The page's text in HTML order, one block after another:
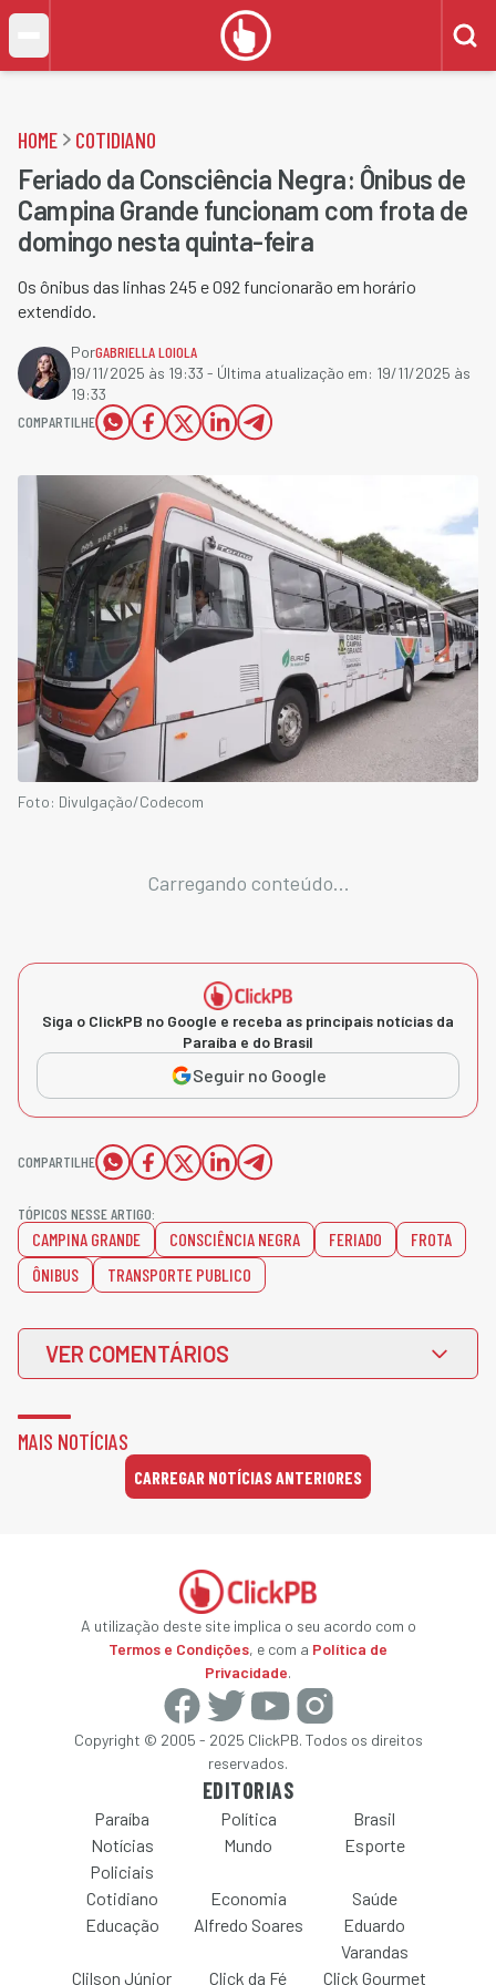
HOME COTIDIANO
Feriado da Consciência Negra: Ônibus de
Campina Grande funcionam com frota de
domingo nesta quinta-feira
Os ônibus das linhas 245 e 092 funcionarão em horário
extendido.
PorGABRIELLA LOIOLA
19/11/2025 às 19:33 - Última atualização em: 19/11/2025 às
19:33
COMPARTILHE
Foto: Divulgação/Codecom
Carregando conteúdo...
Siga o ClickPB no Google e receba as principais notícias da
Paraíba e do Brasil
Seguir no Google
COMPARTILHE
TÓPICOS NESSE ARTIGO:
CAMPINA GRANDE CONSCIÊNCIA NEGRA FERIADO
FROTA
ÔNIBUS
TRANSPORTE PUBLICO
VER COMENTÁRIOS
MAIS NOTÍCIAS
CARREGAR NOTÍCIAS ANTERIORES
A utilização deste site implica o seu acordo com o
Termos e Condições, e com a Política de
Privacidade.
Copyright © 2005 - 2025 ClickPB. Todos os direitos
reservados.
EDITORIAS
Paraíba Política
Brasil
Notícias
Policiais
Mundo Esporte
Cotidiano Economia
Saúde
Educação
Alfredo Soares
Eduardo
Varandas
Clilson Júnior
Click da Fé Click Gourmet